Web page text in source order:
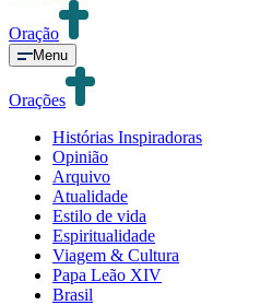
Oração
Menu
Orações
Histórias Inspiradoras
Opinião
Arquivo
Atualidade
Estilo de vida
Espiritualidade
Viagem & Cultura
Papa Leão XIV
Brasil